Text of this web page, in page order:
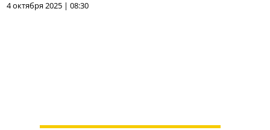
4 октября 2025 | 08:30